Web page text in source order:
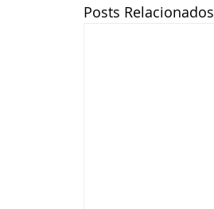
Posts Relacionados